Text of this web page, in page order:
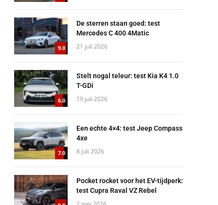
9.0
De sterren staan goed: test
Mercedes C 400 4Matic
21 juli 2026
6.0
Stelt nogal teleur: test Kia K4 1.0
T-GDi
19 juli 2026
7.0
Een echte 4×4: test Jeep Compass
4xe
8 juli 2026
Pocket rocket voor het EV-tijdperk:
test Cupra Raval VZ Rebel